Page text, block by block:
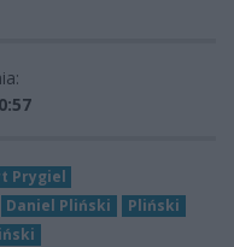
Prygiel
Daniel Pliński
Pliński